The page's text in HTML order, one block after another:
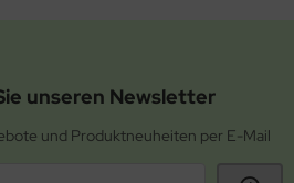
unseren Newsletter
und Produktneuheiten per E-Mail